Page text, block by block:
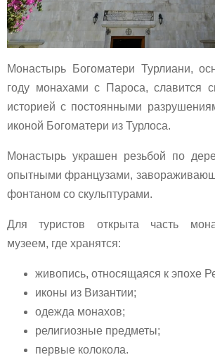
Монастырь Богоматери Турлиани,
году монахами с Пароса, славится
историей с постоянными
иконой Богоматери из Турлоса.
Монастырь украшен резьбой по
опытными французами,
фонтаном со скульптурами.
Для туристов открыта часть
музеем, где хранятся:
живопись, относящаяся к эпохе
иконы из Византии;
одежда монахов;
религиозные предметы;
первые колокола.